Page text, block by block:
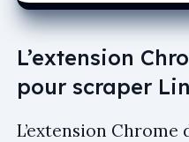
L’extension
pour scraper
L’extension